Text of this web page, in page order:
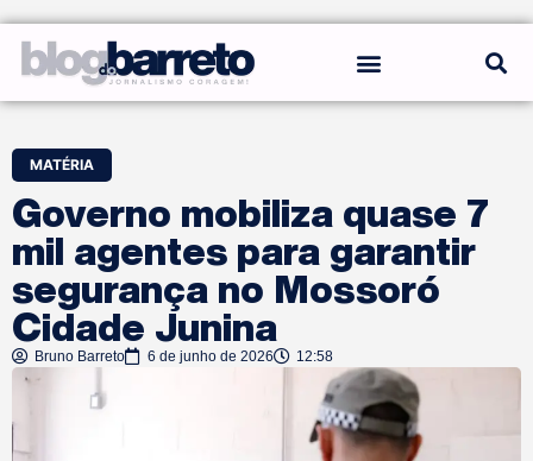
MATÉRIA
Governo mobiliza quase 7
mil agentes para garantir
segurança no Mossoró
Cidade Junina
Bruno Barreto 6 de junho de 2026 12:58